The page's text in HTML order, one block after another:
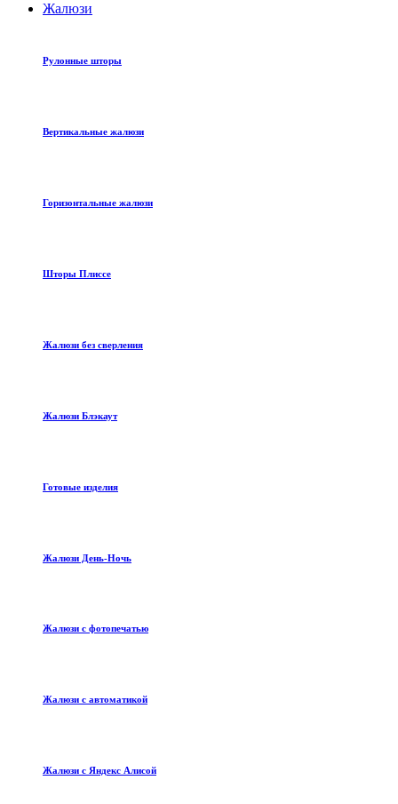
Жалюзи
Рулонные шторы
Вертикальные жалюзи
Горизонтальные жалюзи
Шторы Плиссе
Жалюзи без сверления
Жалюзи Блэкаут
Готовые изделия
Жалюзи День-Ночь
Жалюзи с фотопечатью
Жалюзи с автоматикой
Жалюзи с Яндекс Алисой